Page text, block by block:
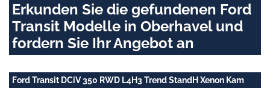
Erkunden Sie die gefundenen Ford
Transit Modelle in Oberhavel und
fordern Sie Ihr Angebot an
Ford Transit DCiV 350 RWD L4H3 Trend StandH Xenon Kam